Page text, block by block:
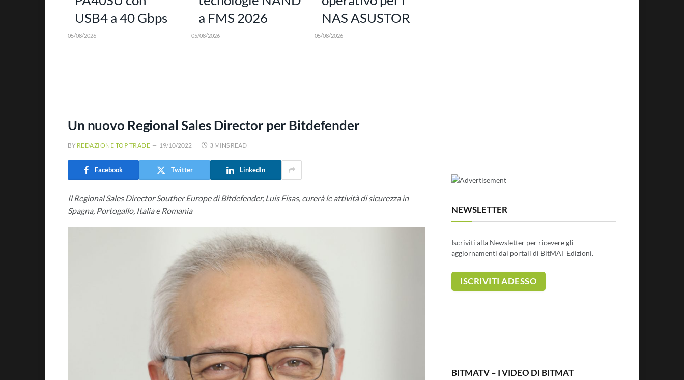
USB4 a 40 Gbps
05/08/2026
a FMS 2026
05/08/2026
NAS ASUSTOR
05/08/2026
Un nuovo Regional Sales Director per Bitdefender
BY REDAZIONE TOP TRADE 19/10/2022 3 MINS READ
Facebook Twitter LinkedIn
Il Regional Sales Director Souther Europe di Bitdefender, Luis Fisas, curerà le attività di sicurezza in
Spagna, Portogallo, Italia e Romania
NEWSLETTER
Iscriviti alla Newsletter per ricevere gli
aggiornamenti dai portali di BitMAT Edizioni.
BITMATV – I VIDEO DI BITMAT